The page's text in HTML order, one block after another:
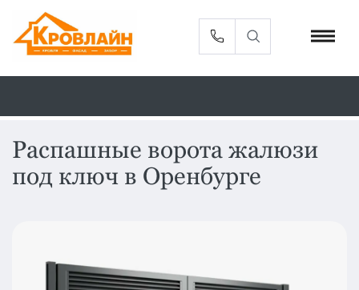
Металлочерепица
Сайдинг
Распашные ворота жалюзи
под ключ в Оренбурге